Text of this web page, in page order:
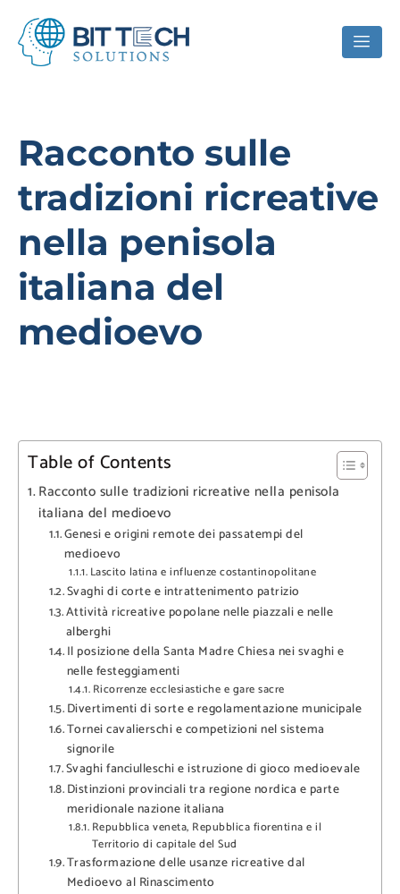
Racconto sulle
tradizioni ricreative
nella penisola
italiana del
medioevo
Table of Contents
Racconto sulle tradizioni ricreative nella penisola
italiana del medioevo
Genesi e origini remote dei passatempi del
medioevo
Lascito latina e influenze costantinopolitane
Svaghi di corte e intrattenimento patrizio
Attività ricreative popolane nelle piazzali e nelle
alberghi
Il posizione della Santa Madre Chiesa nei svaghi e
nelle festeggiamenti
Ricorrenze ecclesiastiche e gare sacre
Divertimenti di sorte e regolamentazione municipale
Tornei cavalierschi e competizioni nel sistema
signorile
Svaghi fanciulleschi e istruzione di gioco medioevale
Distinzioni provinciali tra regione nordica e parte
meridionale nazione italiana
Repubblica veneta, Repubblica fiorentina e il
Territorio di capitale del Sud
Trasformazione delle usanze ricreative dal
Medioevo al Rinascimento